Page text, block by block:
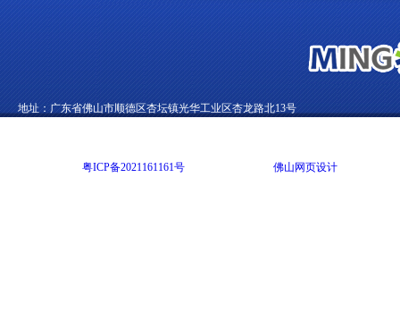
地址：广东省佛山市顺德区杏坛镇光华工业区杏龙路北13号
粤ICP备2021161161号 佛山网页设计